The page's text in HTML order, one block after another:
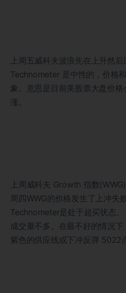
上周五威科夫波浪先在上升然
Technometer 是中性的，价格
象。意思是目前美股票大盘价格
涨。
上周威科夫 Growth 指数
周四WWG的价格发生了上冲失
Technometer是处于超买状态
成交量不多。在最不好的情况下
紫色的供应线或下冲反弹 5022